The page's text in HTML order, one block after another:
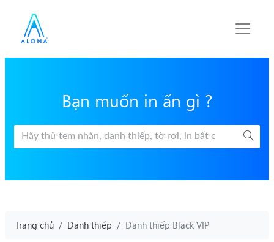
Bạn muốn in ấn gì ?
Trang chủ Danh thiếp Danh thiếp Black VIP